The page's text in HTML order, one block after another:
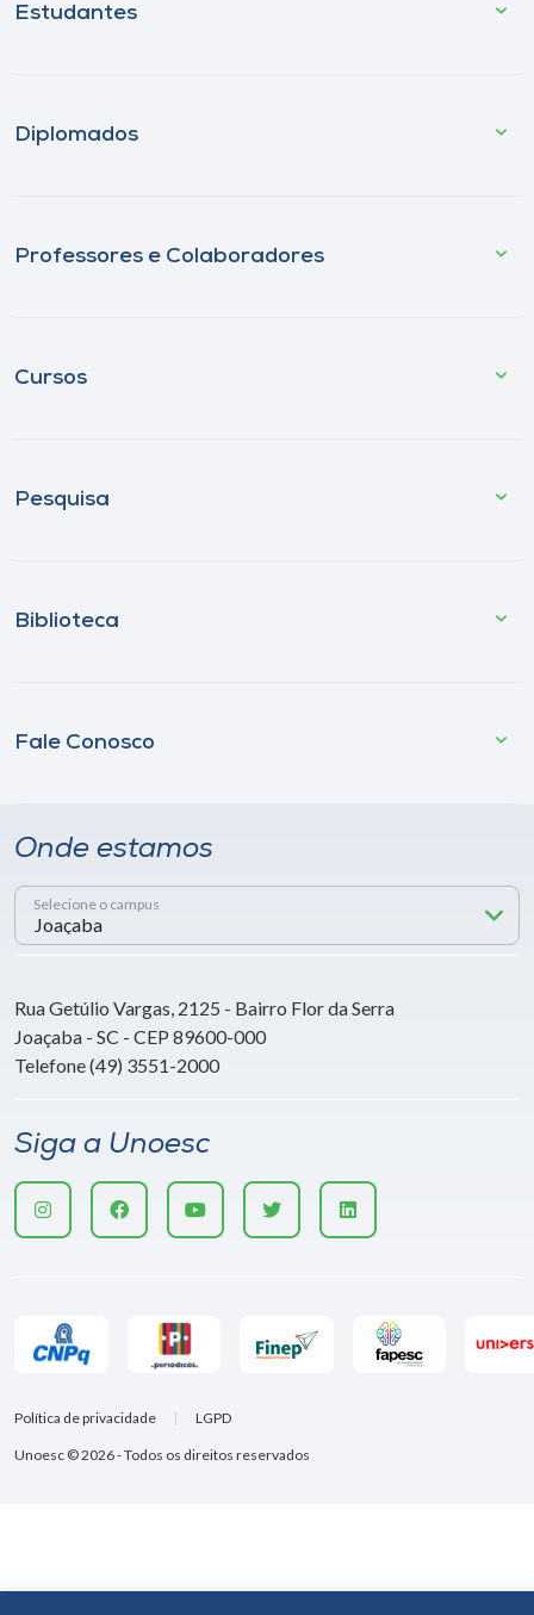
Estudantes
Diplomados
Professores e Colaboradores
Cursos
Pesquisa
Biblioteca
Fale Conosco
Onde estamos
Selecione o campus
Rua Getúlio Vargas, 2125 - Bairro Flor da Serra
Joaçaba - SC - CEP 89600-000
Telefone (49) 3551-2000
Siga a Unoesc
Unoesc © 2026 - Todos os direitos reservados
Política de privacidade LGPD